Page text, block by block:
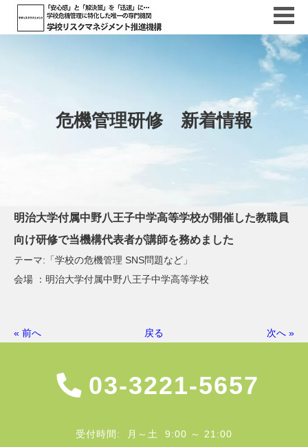
危機管理研修 新着情報
明治大学付属中野八王子中学高等学校が開催した教職員
向け研修で当機構代表者が講師を務めました
テーマ:「学校の危機管理 SNS問題など」
会場 ：明治大学付属中野八王子中学高等学校
« 前へ 戻る 次へ »
03-3221-5657
受付時間: 月～土 9:00 ～ 21:00